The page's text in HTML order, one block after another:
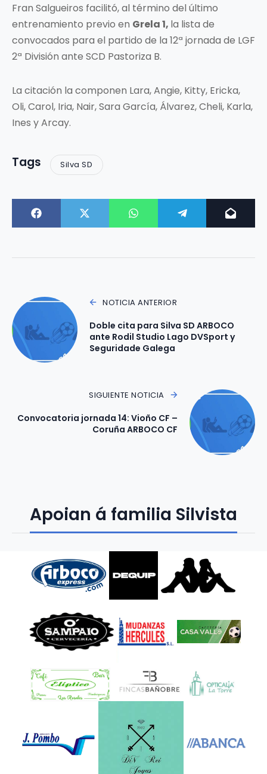
Fran Salgueiros facilitó, al término del último
entrenamiento previo en Grela 1, la lista de
convocados para el partido de la 12ª jornada de LGF
2ª División ante SCD Pastoriza B.
La citación la componen Lara, Angie, Kitty, Ericka,
Oli, Carol, Iria, Nair, Sara García, Álvarez, Cheli, Karla,
Ines y Arcay.
Tags Silva SD
NOTICIA ANTERIOR
Doble cita para Silva SD ARBOCO
ante Rodil Studio Lago DVSport y
Seguridade Galega
SIGUIENTE NOTICIA
Convocatoria jornada 14: Vioño CF –
Coruña ARBOCO CF
Apoian á familia Silvista